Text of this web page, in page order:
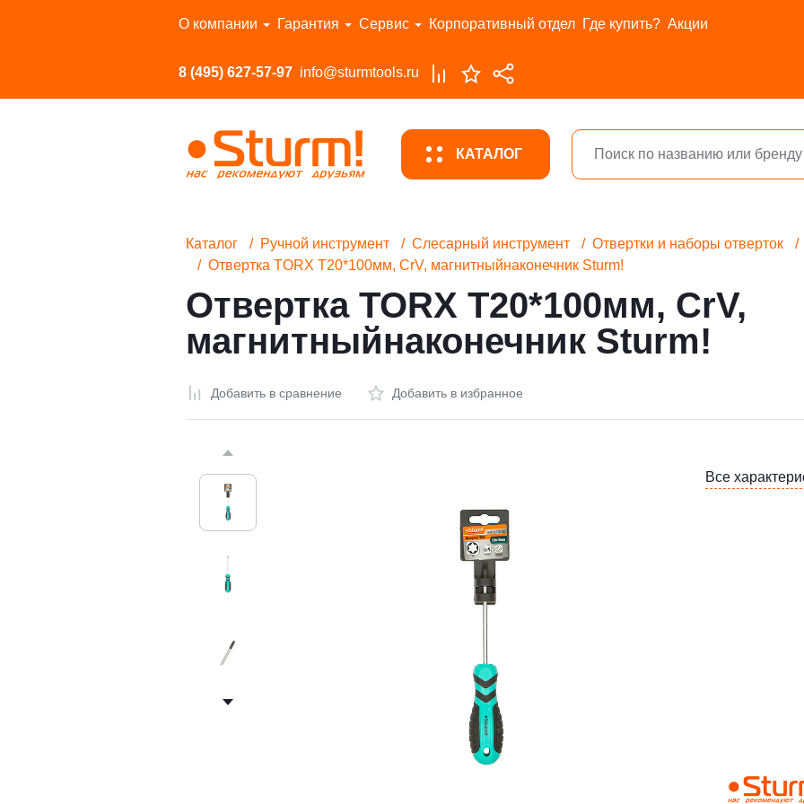
О компании Гарантия Сервис Корпоративный отдел Где купить? Акции
8 (495) 627-57-97 info@sturmtools.ru
КАТАЛОГ
Перейти в каталог
Каталог Ручной инструмент Слесарный инструмент Отвертки и наборы отверток
Отвертка TORX T20*100мм, CrV, магнитныйнаконечник Sturm!
Отвертка TORX T20*100мм, CrV,
магнитныйнаконечник Sturm!
Добавить в сравнение Добавить в избранное
Все